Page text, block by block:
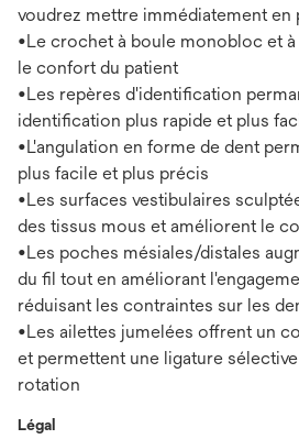
voudrez mettre immédiatement en
•Le crochet à boule monobloc et
le confort du patient
•Les repères d'identification
identification plus rapide et plus
•L'angulation en forme de dent
plus facile et plus précis
•Les surfaces vestibulaires
des tissus mous et améliorent le
•Les poches mésiales/distales
du fil tout en améliorant
réduisant les contraintes sur les
•Les ailettes jumelées offrent un
et permettent une ligature
rotation
Légal